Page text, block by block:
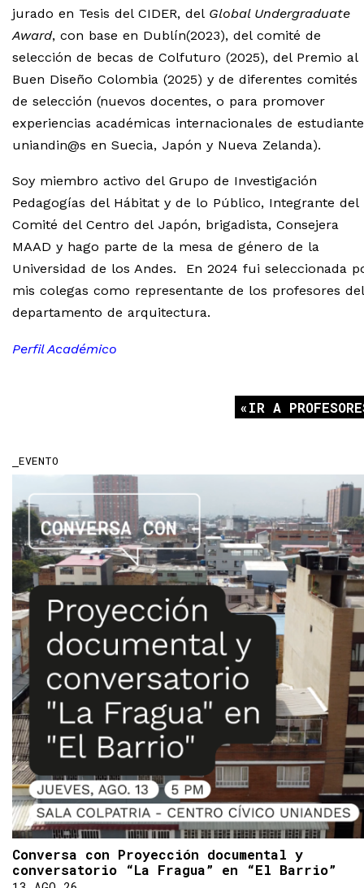
jurado en Tesis del CIDER, del Global Undergraduate
Award, con base en Dublín(2023), del comité de
selección de becas de Colfuturo (2025), del Premio al
Buen Diseño Colombia (2025) y de diferentes comités
de selección (nuevos docentes, o para promover
experiencias académicas internacionales de
uniandin@s en Suecia, Japón y Nueva Zelanda).
Soy miembro activo del Grupo de Investigación
Pedagogías del Hábitat y de lo Público, Integrante del
Comité del Centro del Japón, brigadista, Consejera
MAAD y hago parte de la mesa de género de la
Universidad de los Andes. En 2024 fui seleccionada
mis colegas como representante de los profesores del
departamento de arquitectura.
Perfil Académico
IR A
EVENTO
Conversa con Proyección documental y
conversatorio “La Fragua” en “El Barrio”